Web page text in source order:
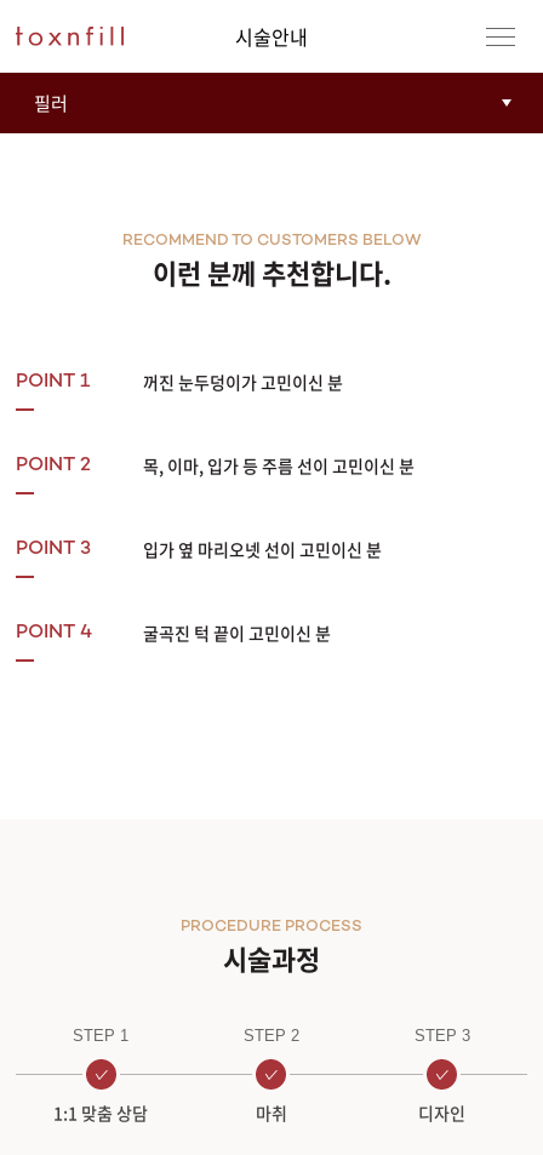
시술안내
이런 분께 추천합니다.
RECOMMEND TO CUSTOMERS BELOW
POINT 1 꺼진 눈두덩이가 고민이신 분
POINT 2 목, 이마, 입가 등 주름 선이 고민이신 분
POINT 3 입가 옆 마리오넷 선이 고민이신 분
POINT 4 굴곡진 턱 끝이 고민이신 분
시술과정
PROCEDURE PROCESS
STEP 1
1:1 맞춤 상담
STEP 2
마취
STEP 3
디자인